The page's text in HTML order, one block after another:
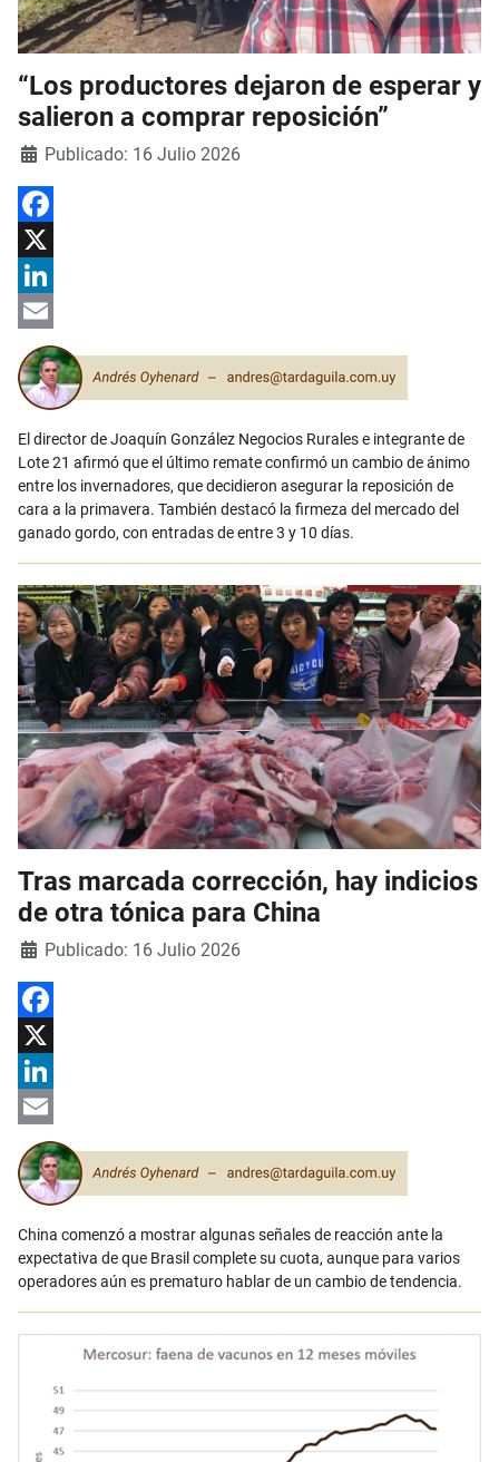
“Los productores dejaron de esperar y
salieron a comprar reposición”
DetallesPublicado: 16 Julio 2026
Facebook
X
LinkedIn
Email
El director de Joaquín González Negocios Rurales e integrante de
Lote 21 afirmó que el último remate confirmó un cambio de ánimo
entre los invernadores, que decidieron asegurar la reposición de
cara a la primavera. También destacó la firmeza del mercado del
ganado gordo, con entradas de entre 3 y 10 días.
Tras marcada corrección, hay indicios
de otra tónica para China
DetallesPublicado: 16 Julio 2026
Facebook
X
LinkedIn
Email
China comenzó a mostrar algunas señales de reacción ante la
expectativa de que Brasil complete su cuota, aunque para varios
operadores aún es prematuro hablar de un cambio de tendencia.